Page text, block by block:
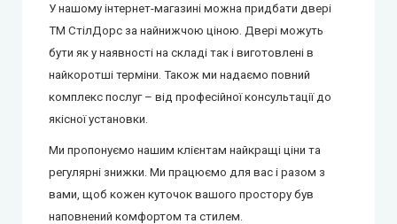
У нашому інтернет-магазині можна придбати двері
ТМ СтілДорс за найнижчою ціною. Двері можуть
бути як у наявності на складі так і виготовлені в
найкоротші терміни. Також ми надаємо повний
комплекс послуг – від професійної консультації до
якісної установки.
Ми пропонуємо нашим клієнтам найкращі ціни та
регулярні знижки. Ми працюємо для вас і разом з
вами, щоб кожен куточок вашого простору був
наповнений комфортом та стилем.